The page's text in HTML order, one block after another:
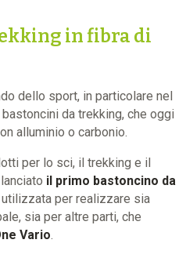
in fibra di
dello sport, in particolare nel
da trekking, che oggi
alluminio o carbonio.
per lo sci, il trekking e il
il primo bastoncino da
utilizzata per realizzare sia
sia per altre parti, che
Vario.